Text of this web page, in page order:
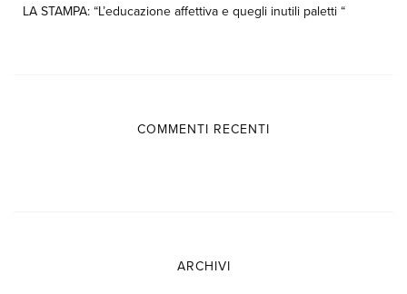
LA STAMPA: “L’educazione affettiva e quegli inutili paletti “
COMMENTI RECENTI
ARCHIVI